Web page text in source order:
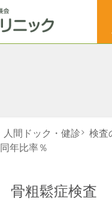
人間ドック・健診> 検査
同年比率％
骨粗鬆症検査